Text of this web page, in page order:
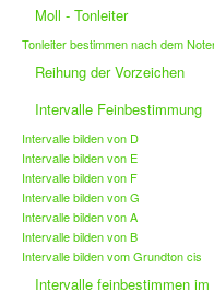
Moll - Tonleiter
Tonleiter bestimmen nach dem
Reihung der Vorzeichen
Intervalle Feinbestimmung
Intervalle bilden von D
Intervalle bilden von E
Intervalle bilden von F
Intervalle bilden von G
Intervalle bilden von A
Intervalle bilden von B
Intervalle bilden vom Grundton cis
Intervalle feinbestimmen